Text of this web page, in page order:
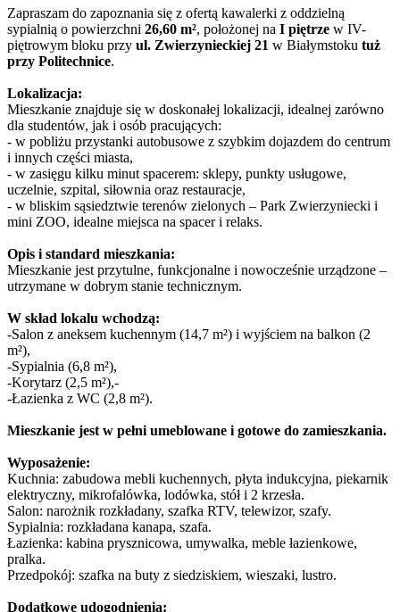
Zapraszam do zapoznania się z ofertą kawalerki z oddzielną
sypialnią o powierzchni 26,60 m², położonej na I piętrze w IV-
piętrowym bloku przy ul. Zwierzynieckiej 21 w Białymstoku tuż
przy Politechnice.
Lokalizacja:
Mieszkanie znajduje się w doskonałej lokalizacji, idealnej zarówno
dla studentów, jak i osób pracujących:
- w pobliżu przystanki autobusowe z szybkim dojazdem do centrum
i innych części miasta,
- w zasięgu kilku minut spacerem: sklepy, punkty usługowe,
uczelnie, szpital, siłownia oraz restauracje,
- w bliskim sąsiedztwie terenów zielonych – Park Zwierzyniecki i
mini ZOO, idealne miejsca na spacer i relaks.
Opis i standard mieszkania:
Mieszkanie jest przytulne, funkcjonalne i nowocześnie urządzone –
utrzymane w dobrym stanie technicznym.
W skład lokalu wchodzą:
-Salon z aneksem kuchennym (14,7 m²) i wyjściem na balkon (2
m²),
-Sypialnia (6,8 m²),
-Korytarz (2,5 m²),-
-Łazienka z WC (2,8 m²).
Mieszkanie jest w pełni umeblowane i gotowe do zamieszkania.
Wyposażenie:
Kuchnia: zabudowa mebli kuchennych, płyta indukcyjna, piekarnik
elektryczny, mikrofalówka, lodówka, stół i 2 krzesła.
Salon: narożnik rozkładany, szafka RTV, telewizor, szafy.
Sypialnia: rozkładana kanapa, szafa.
Łazienka: kabina prysznicowa, umywalka, meble łazienkowe,
pralka.
Przedpokój: szafka na buty z siedziskiem, wieszaki, lustro.
Dodatkowe udogodnienia: